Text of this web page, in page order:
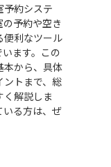
予約システ
予約や空き
便利なツール
ます。この
本から、具体
ントまで、総
解説しま
いる方は、ぜ